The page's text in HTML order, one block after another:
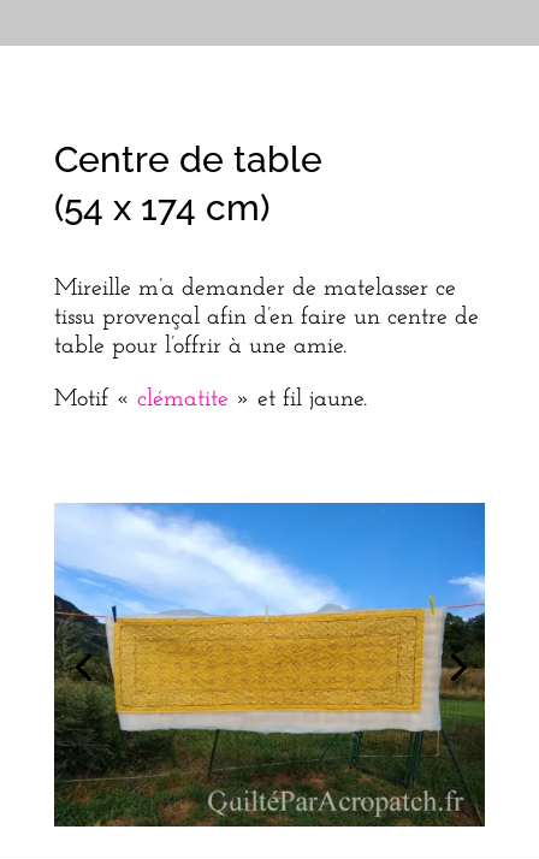
Centre de table
(54 x 174 cm)
Mireille m’a demander de matelasser ce
tissu provençal afin d’en faire un centre de
table pour l’offrir à une amie.
Motif « clématite » et fil jaune.